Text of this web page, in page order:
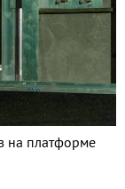
на платформе